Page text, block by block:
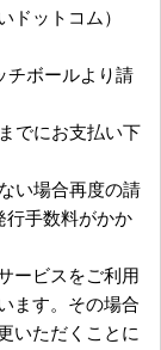
ドットコム）
チボールより請
でにお支払い下
い場合再度の請
行手数料がかか
ービスをご利用
ます。その場合
いただくことに